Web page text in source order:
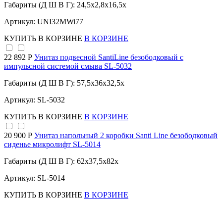
Габариты (Д Ш В Г): 24,5x2,8x16,5x
Артикул: UNI32MWi77
КУПИТЬ В КОРЗИНЕ В КОРЗИНЕ
22 892 Р Унитаз подвесной SantiLine безободковый с
импульсной системой смыва SL-5032
Габариты (Д Ш В Г): 57,5x36x32,5x
Артикул: SL-5032
КУПИТЬ В КОРЗИНЕ В КОРЗИНЕ
20 900 Р Унитаз напольный 2 коробки Santi Line безободковый
сиденье микролифт SL-5014
Габариты (Д Ш В Г): 62x37,5x82x
Артикул: SL-5014
КУПИТЬ В КОРЗИНЕ В КОРЗИНЕ